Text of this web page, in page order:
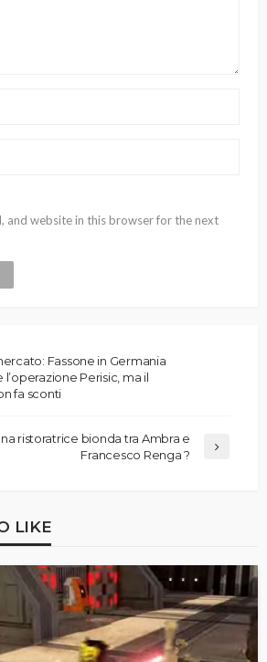
and website in this browser for the next
Fassone in Germania
Perisic, ma il
fa sconti
ristoratrice bionda tra Ambra e
Francesco Renga ?
LIKE